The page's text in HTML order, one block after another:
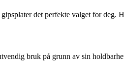
det perfekte valget for
bruk på grunn av sin